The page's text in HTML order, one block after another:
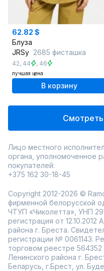
62.82 $
Блуза
JRSy 2685 фисташка
42, 44 , 46
лучшая цена
В корзину
Лицо местного
органа, уполномоченное
покупателей:
+375 162 30-18-45
Copyright 2012-2026 ©
фирменной белорусской
ЧТУП «Чиколетта», УНП
регистрация от
района г. Бреста.
регистрации № 0061143.
торговом реестре
Ленинского района г.
Беларусь, г.Брест, ул.